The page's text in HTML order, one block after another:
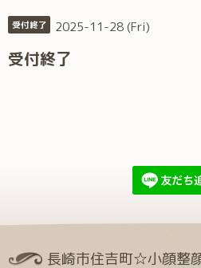
受付終了 2025-11-28 (Fri)
受付終了
長崎市住吉町☆小顔整